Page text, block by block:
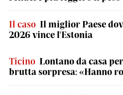
Il caso Il miglior Paese
2026 vince l'Estonia
Ticino Lontano da casa
brutta sorpresa: «Hanno